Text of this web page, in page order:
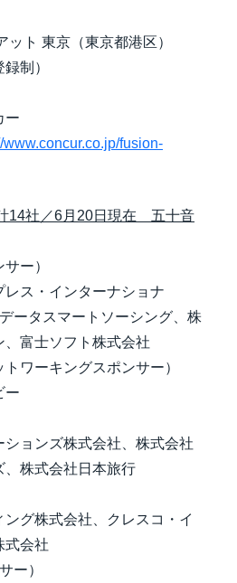
ト 東京（東京都港区）
制）
ー
www.concur.co.jp/fusion-
14社／6月20日現在 五十音
ー）
ス・インターナショナ
ータスマートソーシング、株
富士ソフト株式会社
トワーキングスポンサー）
ー
ョンズ株式会社、株式会社
、株式会社日本旅行
グ株式会社、クレスコ・イ
式会社
ー）